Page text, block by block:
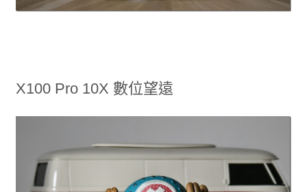
X100 Pro 10X 數位望遠